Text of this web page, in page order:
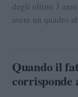
degli ultimi 3
avere un quadro
Quando il
corrisponde